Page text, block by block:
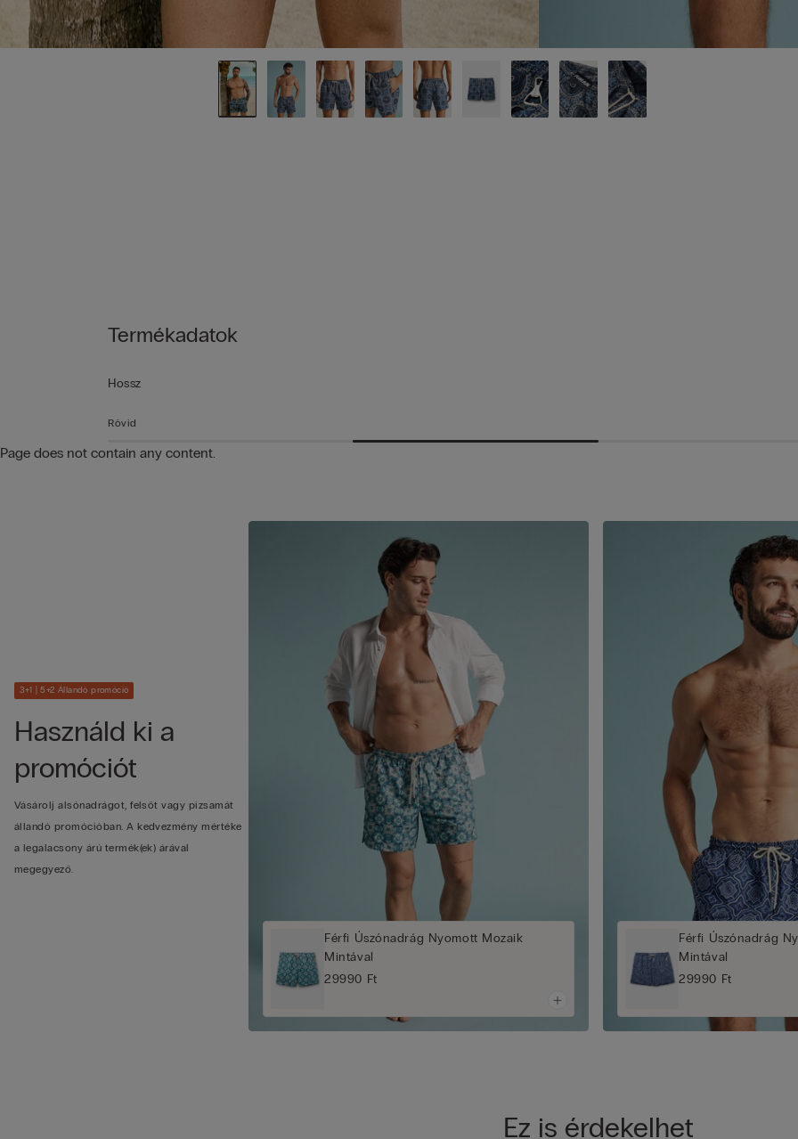
Termékadatok
Hossz
Rövid
Page does not contain any content.
3+1 | 5+2 Állandó promóció
Használd ki a
promóciót
Vásárolj alsónadrágot, felsőt vagy pizsamát
állandó promócióban. A kedvezmény mértéke
a legalacsony árú termék(ek) árával
megegyező.
Férfi Úszónadrág Nyomott Mozaik
Mintával
29990 Ft
Férfi Úszónadrág
Mintával
29990 Ft
Ez is érdekelhet